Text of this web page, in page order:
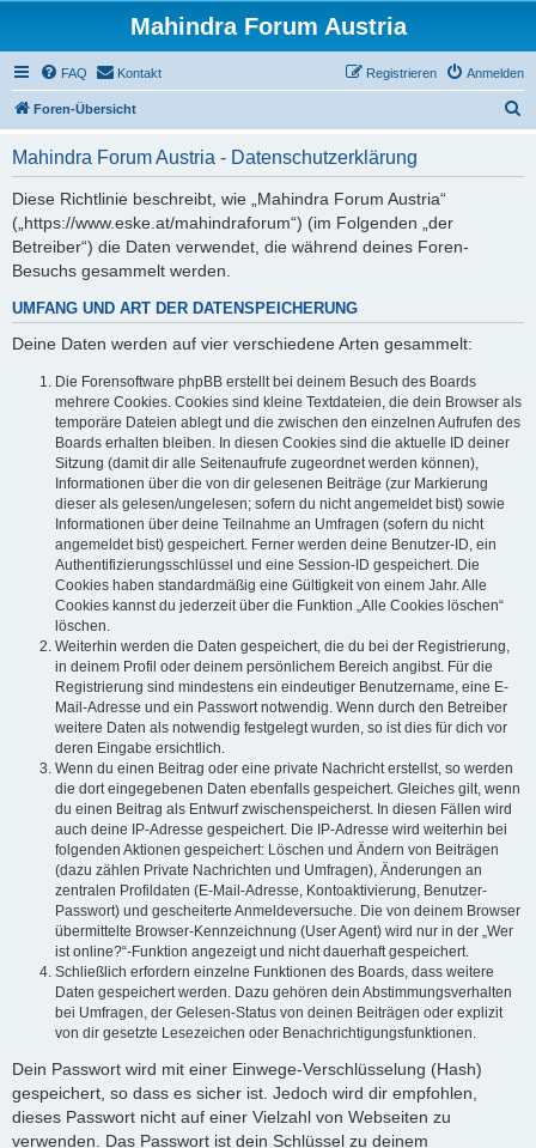
Mahindra Forum Austria
FAQ Kontakt Anmelden
Registrieren
Foren-Übersicht
Mahindra Forum Austria - Datenschutzerklärung
Diese Richtlinie beschreibt, wie „Mahindra Forum Austria“
(„https://www.eske.at/mahindraforum“) (im Folgenden „der
Betreiber“) die Daten verwendet, die während deines Foren-
Besuchs gesammelt werden.
UMFANG UND ART DER DATENSPEICHERUNG
Deine Daten werden auf vier verschiedene Arten gesammelt:
Die Forensoftware phpBB erstellt bei deinem Besuch des Boards
mehrere Cookies. Cookies sind kleine Textdateien, die dein Browser als
temporäre Dateien ablegt und die zwischen den einzelnen Aufrufen des
Boards erhalten bleiben. In diesen Cookies sind die aktuelle ID deiner
Sitzung (damit dir alle Seitenaufrufe zugeordnet werden können),
Informationen über die von dir gelesenen Beiträge (zur Markierung
dieser als gelesen/ungelesen; sofern du nicht angemeldet bist) sowie
Informationen über deine Teilnahme an Umfragen (sofern du nicht
angemeldet bist) gespeichert. Ferner werden deine Benutzer-ID, ein
Authentifizierungsschlüssel und eine Session-ID gespeichert. Die
Cookies haben standardmäßig eine Gültigkeit von einem Jahr. Alle
Cookies kannst du jederzeit über die Funktion „Alle Cookies löschen“
löschen.
Weiterhin werden die Daten gespeichert, die du bei der Registrierung,
in deinem Profil oder deinem persönlichem Bereich angibst. Für die
Registrierung sind mindestens ein eindeutiger Benutzername, eine E-
Mail-Adresse und ein Passwort notwendig. Wenn durch den Betreiber
weitere Daten als notwendig festgelegt wurden, so ist dies für dich vor
deren Eingabe ersichtlich.
Wenn du einen Beitrag oder eine private Nachricht erstellst, so werden
die dort eingegebenen Daten ebenfalls gespeichert. Gleiches gilt, wenn
du einen Beitrag als Entwurf zwischenspeicherst. In diesen Fällen wird
auch deine IP-Adresse gespeichert. Die IP-Adresse wird weiterhin bei
folgenden Aktionen gespeichert: Löschen und Ändern von Beiträgen
(dazu zählen Private Nachrichten und Umfragen), Änderungen an
zentralen Profildaten (E-Mail-Adresse, Kontoaktivierung, Benutzer-
Passwort) und gescheiterte Anmeldeversuche. Die von deinem Browser
übermittelte Browser-Kennzeichnung (User Agent) wird nur in der „Wer
ist online?“-Funktion angezeigt und nicht dauerhaft gespeichert.
Schließlich erfordern einzelne Funktionen des Boards, dass weitere
Daten gespeichert werden. Dazu gehören dein Abstimmungsverhalten
bei Umfragen, der Gelesen-Status von deinen Beiträgen oder explizit
von dir gesetzte Lesezeichen oder Benachrichtigungsfunktionen.
Dein Passwort wird mit einer Einwege-Verschlüsselung (Hash)
gespeichert, so dass es sicher ist. Jedoch wird dir empfohlen,
dieses Passwort nicht auf einer Vielzahl von Webseiten zu
verwenden. Das Passwort ist dein Schlüssel zu deinem